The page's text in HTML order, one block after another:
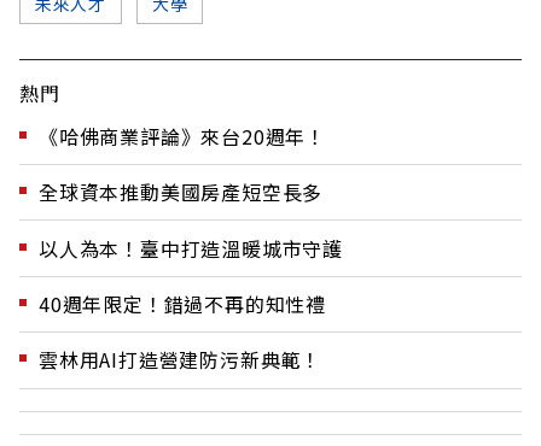
熱門
《哈佛商業評論》來台20週年！
全球資本推動美國房產短空長多
以人為本！臺中打造溫暖城市守護
40週年限定！錯過不再的知性禮
雲林用AI打造營建防污新典範！